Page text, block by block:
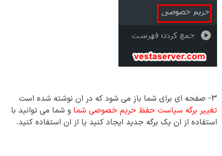
3- صفحه ای برای شما باز می شود که در ان نوشته شده است
تغییر برگه سیاست حفظ حریم خصوصی شما و شما می توانید با
استفاده از ان یک برگه جدید ایجاد کنید یا از ان استفاده کنید.